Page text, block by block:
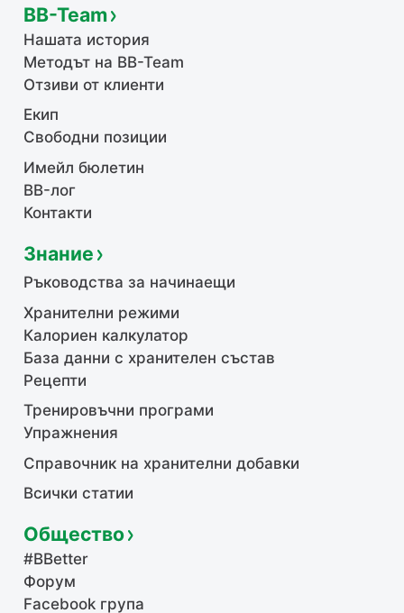
BB-Team
Нашата история
Методът на BB-Team
Отзиви от клиенти
Екип
Свободни позиции
Имейл бюлетин
BB-лог
Контакти
Знание
Ръководства за начинаещи
Хранителни режими
Калориен калкулатор
База данни с хранителен състав
Рецепти
Тренировъчни програми
Упражнения
Справочник на хранителни добавки
Всички статии
Общество
#BBetter
Форум
Facebook група